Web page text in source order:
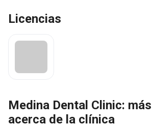
Licencias
Medina Dental Clinic:
acerca de la clínica